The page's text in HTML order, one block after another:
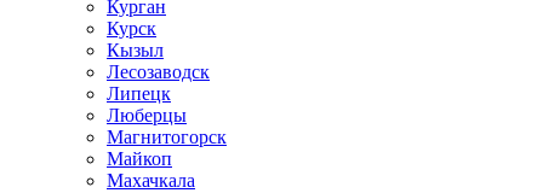
Курган
Курск
Кызыл
Лесозаводск
Липецк
Люберцы
Магнитогорск
Майкоп
Махачкала